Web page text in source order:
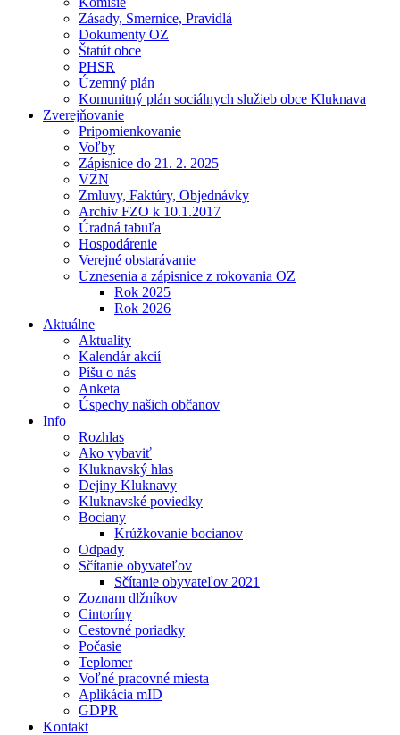
Zásady, Smernice, Pravidlá
Dokumenty OZ
Štatút obce
PHSR
Územný plán
Komunitný plán sociálnych služieb obce Kluknava
Zverejňovanie
Pripomienkovanie
Voľby
Zápisnice do 21. 2. 2025
VZN
Zmluvy, Faktúry, Objednávky
Archiv FZO k 10.1.2017
Úradná tabuľa
Hospodárenie
Verejné obstarávanie
Uznesenia a zápisnice z rokovania OZ
Rok 2025
Rok 2026
Aktuálne
Aktuality
Kalendár akcií
Píšu o nás
Anketa
Úspechy našich občanov
Info
Rozhlas
Ako vybaviť
Kluknavský hlas
Dejiny Kluknavy
Kluknavské poviedky
Bociany
Krúžkovanie bocianov
Odpady
Sčítanie obyvateľov
Sčítanie obyvateľov 2021
Zoznam dlžníkov
Cintoríny
Cestovné poriadky
Počasie
Teplomer
Voľné pracovné miesta
Aplikácia mID
GDPR
Kontakt